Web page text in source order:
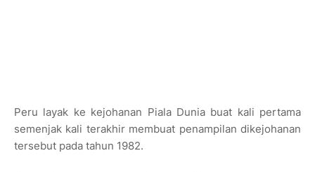
Peru layak ke kejohanan Piala Dunia buat kali pertama
semenjak kali terakhir membuat penampilan dikejohanan
tersebut pada tahun 1982.